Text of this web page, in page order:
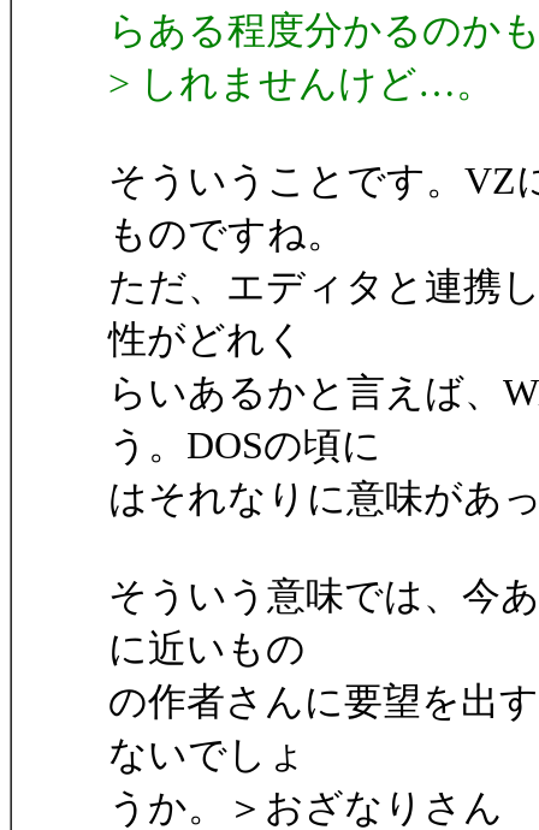
らある程度分かるのか
> しれませんけど…。
そういうことです。VZ
ものですね。
ただ、エディタと連携
性がどれく
らいあるかと言えば、
う。DOSの頃に
はそれなりに意味があ
そういう意味では、今
に近いもの
の作者さんに要望を出
ないでしょ
うか。＞おざなりさん